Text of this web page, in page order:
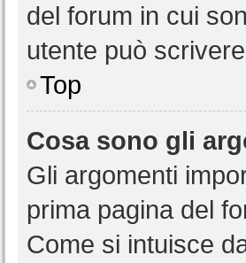
del forum in cui
utente può
Top
Cosa sono gli
Gli argomenti
prima pagina del
Come si intuisce